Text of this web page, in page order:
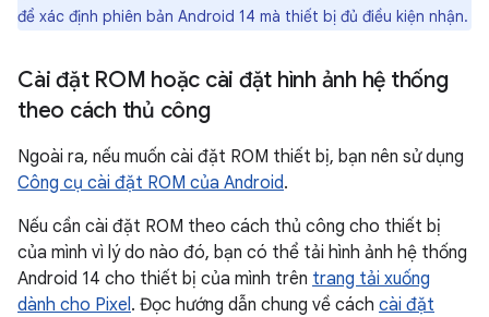
để xác định phiên bản Android 14 mà thiết bị đủ điều kiện nhận.
Cài đặt ROM hoặc cài đặt hình ảnh hệ thống
theo cách thủ công
Ngoài ra, nếu muốn cài đặt ROM thiết bị, bạn nên sử dụng
Công cụ cài đặt ROM của Android.
Nếu cần cài đặt ROM theo cách thủ công cho thiết bị
của mình vì lý do nào đó, bạn có thể tải hình ảnh hệ thống
Android 14 cho thiết bị của mình trên trang tải xuống
dành cho Pixel. Đọc hướng dẫn chung về cách cài đặt